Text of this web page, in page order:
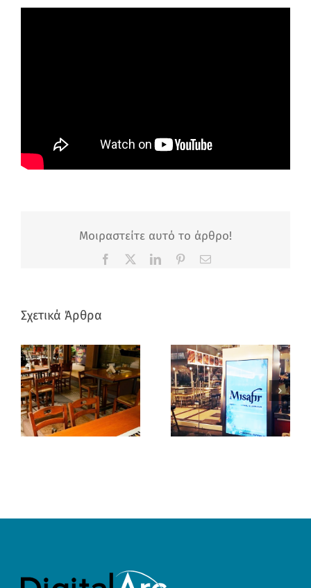
Μοιραστείτε αυτό το άρθρο!
Facebook LinkedInPinterestEmail
Σχετικά Άρθρα